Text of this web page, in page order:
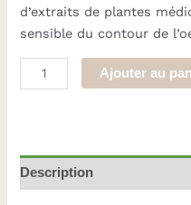
d’extraits de plantes
sensible du contour de
quantité
de
Dr. Hauschka
Ajouter au
Description